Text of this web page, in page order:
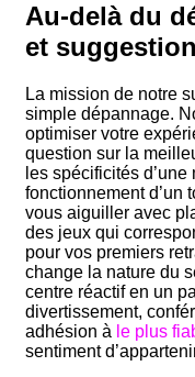
Au-delà du
et
La mission de notre
simple dépannage.
optimiser votre
question sur la
les spécificités
fonctionnement d’un
vous aiguiller avec
des jeux qui
pour vos premiers
change la nature du
centre réactif en un
divertissement,
adhésion à le plus
sentiment